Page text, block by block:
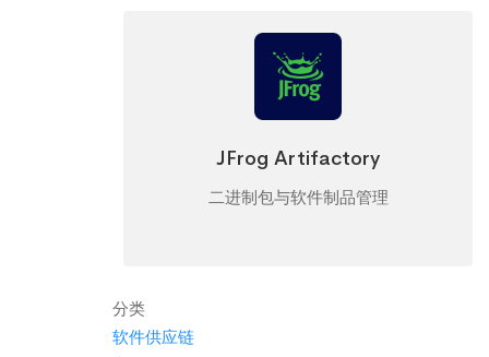
JFrog Artifactory
二进制包与软件制品管理
分类
软件供应链